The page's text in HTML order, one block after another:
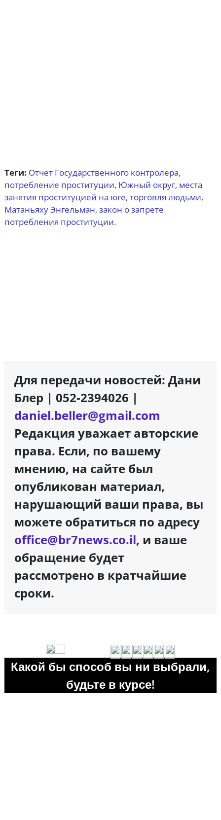
Теги: Отчет Государственного контролера,
потребление проституции, Южный округ, места
занятия проституцией на юге, торговля людьми,
Матаньяху Энгельман, закон о запрете
потребления проституции.
Для передачи новостей: Дани
Блер | 052-2394026 |
daniel.beller@gmail.com
Редакция уважает авторские
права. Если, по вашему
мнению, на сайте был
опубликован материал,
нарушающий ваши права, вы
можете обратиться по адресу
office@br7news.co.il, и ваше
обращение будет
рассмотрено в кратчайшие
сроки.
Какой бы способ вы ни выбрали,
будьте в курсе!